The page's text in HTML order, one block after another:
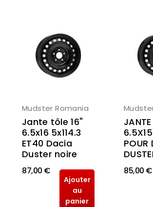
Mudster Romania
Jante tôle 16"
6.5x16 5x114.3
ET40 Dacia
Duster noire
87,00 €
Ajouter
au
panier
POUR
85,00 €